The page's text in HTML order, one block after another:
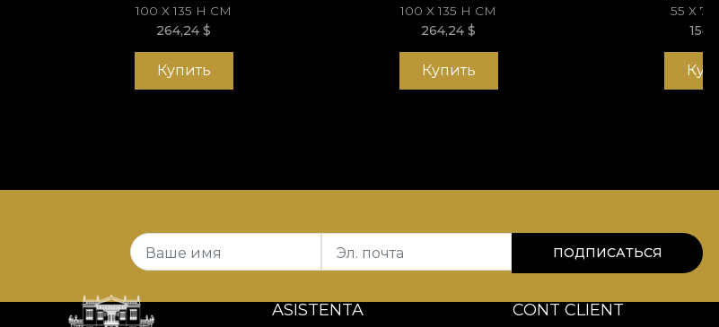
100 X 135 H СМ
264,24$
Купить
100 X 135 H СМ
264,24$
Купить
55 X
Ваше имя Эл. почта ПОДПИСАТЬСЯ
ASISTENTA CONT CLIENT